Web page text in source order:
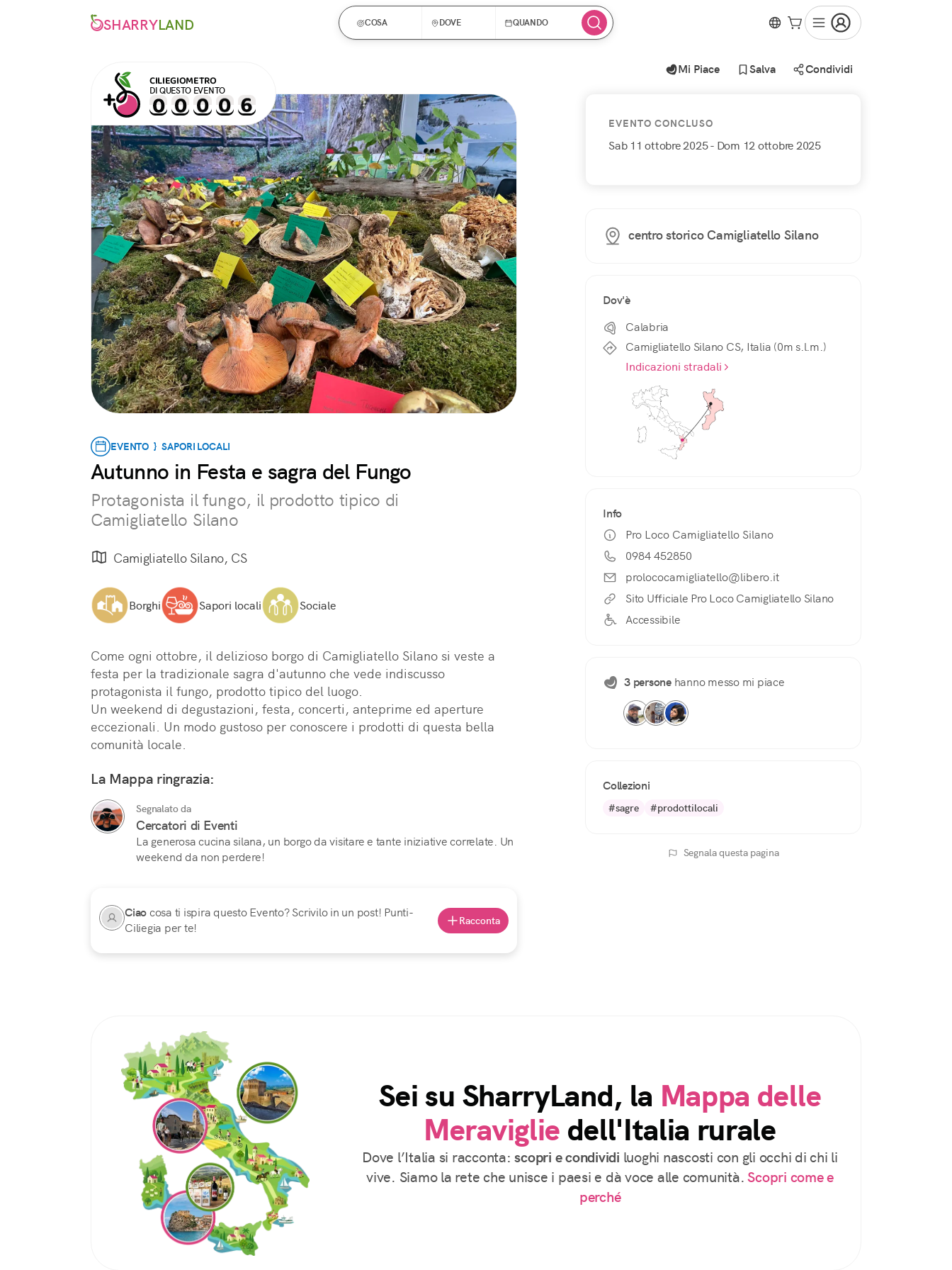
SHARRYLAND COSA DOVE QUANDO
Mi Piace Salva Condividi
CILIEGIOMETRO
DI QUESTO EVENTO
EVENTO } SAPORI LOCALI
Autunno in Festa e sagra del Fungo
Protagonista il fungo, il prodotto tipico di
Camigliatello Silano
Camigliatello Silano, CS
Borghi Sapori locali Sociale
Come ogni ottobre, il delizioso borgo di Camigliatello Silano si veste a
festa per la tradizionale sagra d'autunno che vede indiscusso
protagonista il fungo, prodotto tipico del luogo.
Un weekend di degustazioni, festa, concerti, anteprime ed aperture
eccezionali. Un modo gustoso per conoscere i prodotti di questa bella
comunità locale.
La Mappa ringrazia:
Segnalato da
Cercatori di Eventi
La generosa cucina silana, un borgo da visitare e tante iniziative correlate. Un
weekend da non perdere!
Ciaocosa ti ispira questo Evento? Scrivilo in un post! Punti-
Ciliegia per te!
Racconta
EVENTO CONCLUSO
Sab 11 ottobre 2025- Dom 12 ottobre 2025
centro storico Camigliatello Silano
Dov'è
Calabria
Camigliatello Silano CS, Italia (0m s.l.m.)
Indicazioni stradali
Info
Pro Loco Camigliatello Silano
0984 452850
prolococamigliatello@libero.it
Sito Ufficiale Pro Loco Camigliatello Silano
Accessibile
3 personehanno messo mi piace
Collezioni
#sagre #prodottilocali
Segnala questa pagina
Sei su SharryLand, la Mappa delle
Meraviglie dell'Italia rurale
Dove l’Italia si racconta:scopri e condividi luoghi nascosti con gli occhi di chi li
vive. Siamo la rete che unisce i paesi e dà voce alle comunità. Scopri come e
perché